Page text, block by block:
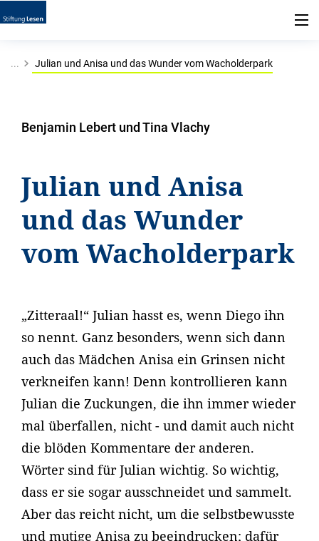
... Julian und Anisa und das Wunder vom Wacholderpark
Benjamin Lebert und Tina Vlachy
Julian und Anisa
und das Wunder
vom Wacholderpark
„Zitteraal!“ Julian hasst es, wenn Diego ihn
so nennt. Ganz besonders, wenn sich dann
auch das Mädchen Anisa ein Grinsen nicht
verkneifen kann! Denn kontrollieren kann
Julian die Zuckungen, die ihn immer wieder
mal überfallen, nicht - und damit auch nicht
die blöden Kommentare der anderen.
Wörter sind für Julian wichtig. So wichtig,
dass er sie sogar ausschneidet und sammelt.
Aber das reicht nicht, um die selbstbewusste
und mutige Anisa zu beeindrucken; dafür